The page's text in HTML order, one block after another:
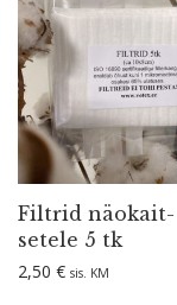
Filtrid näokait­
setele 5 tk
2,50 € sis. KM